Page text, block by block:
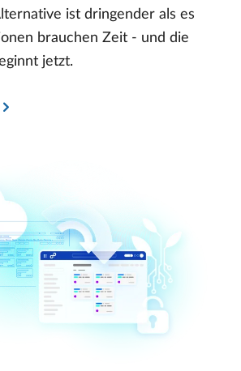
ist dringender als es
brauchen Zeit - und die
jetzt.